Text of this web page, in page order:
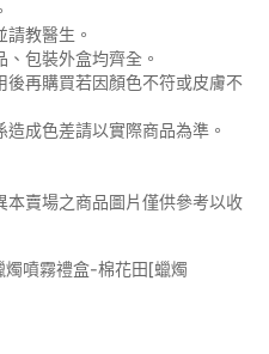
教醫生。
包裝外盒均齊全。
後再購買若因顏色不符或皮膚不
成色差請以實際商品為準。
本賣場之商品圖片僅供參考以收
燭噴霧禮盒-棉花田[蠟燭